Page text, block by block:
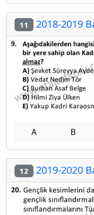
11 2018-2019
A B
12 2019-2020